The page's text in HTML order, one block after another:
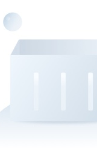
等抛丸机设备